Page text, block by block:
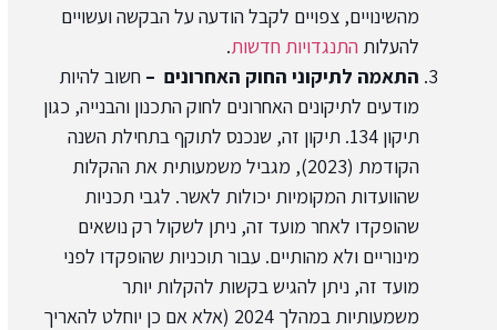
מהשינויים, צפויים לקבל הודעה על הבקשה ועשויים
להעלות התנגדויות חדשות.
התאמה לתיקוני החוק האחרונים – חשוב להיות
מודעים לתיקונים האחרונים לחוק התכנון והבנייה, כגון
תיקון 134. תיקון זה, שנכנס לתוקף בתחילת השנה
הקודמת (2023), מגביל משמעותית את ההקלות
שהוועדות המקומיות יכולות לאשר. לגבי תכניות
שהופקדו לאחר מועד זה, ניתן לשקול רק נושאים
מינוריים ולא מהותיים. עבור תוכניות שהופקדו לפני
מועד זה, ניתן להגיש בקשות להקלות יותר
משמעותיות במהלך 2024 (אלא אם כן יוחלט להאריך